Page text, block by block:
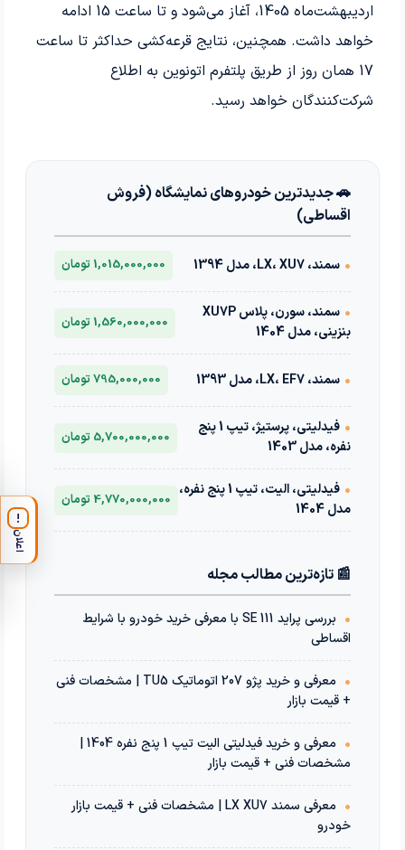
اردیبهشت‌ماه 1405، آغاز می‌شود و تا ساعت 15 ادامه
خواهد داشت. همچنین، نتایج قرعه‌کشی حداکثر تا ساعت
17 همان روز از طریق پلتفرم اتونوین به اطلاع
شرکت‌کنندگان خواهد رسید.
🚗 جدیدترین خودروهای نمایشگاه (فروش
اقساطی)
• سمند، LX، XU7، مدل 1394 1,015,000,000 تومان
•
سمند، سورن، پلاس XU7P
بنزینی، مدل 1404
1,560,000,000 تومان
• سمند، LX، EF7، مدل 1393 795,000,000 تومان
•
فیدلیتی، پرستیژ، تیپ 1 پنج
نفره، مدل 1403
5,700,000,000 تومان
•
فیدلیتی، الیت، تیپ 1 پنج نفره،
مدل 1404
4,770,000,000 تومان
📰 تازه‌ترین مطالب مجله
•
بررسی پراید 111 SE با معرفی خرید خودرو با شرایط
اقساطی
•
معرفی و خرید پژو 207 اتوماتیک TU5 | مشخصات فنی
+ قیمت بازار
•
معرفی و خرید فیدلیتی الیت تیپ 1 پنج نفره 1404 |
مشخصات فنی + قیمت بازار
•
معرفی سمند LX XU7 | مشخصات فنی + قیمت بازار
خودرو
!
اعلان